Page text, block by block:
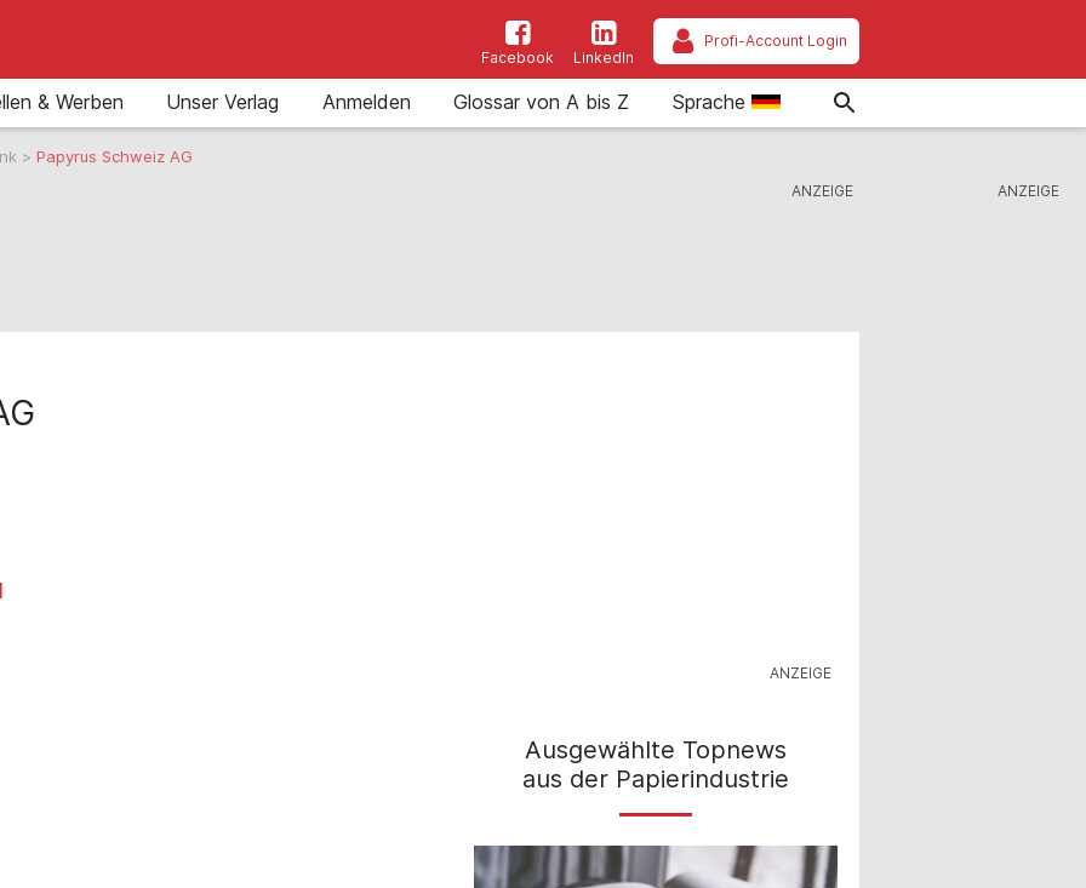
Facebook LinkedIn
Profi-Account Login
& Werben Unser Verlag Anmelden Glossar von A bis Z Sprache
> Papyrus Schweiz AG
Ausgewählte Topnews
aus der Papierindustrie